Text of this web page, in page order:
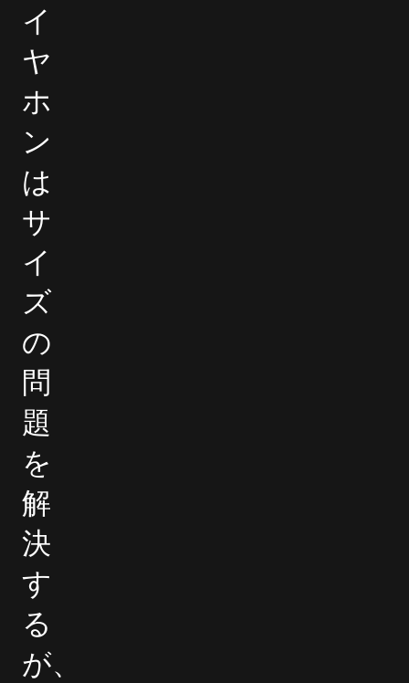
イ
ヤ
ホ
ン
は
サ
イ
ズ
の
問
題
を
解
決
す
る
が、